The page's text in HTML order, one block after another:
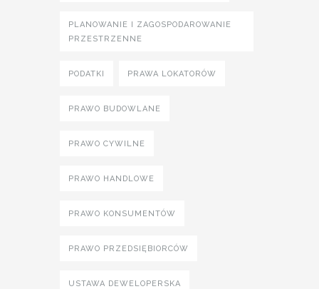
PLANOWANIE I ZAGOSPODAROWANIE
PRZESTRZENNE
PODATKI PRAWA LOKATORÓW
PRAWO BUDOWLANE
PRAWO CYWILNE
PRAWO HANDLOWE
PRAWO KONSUMENTÓW
PRAWO PRZEDSIĘBIORCÓW
USTAWA DEWELOPERSKA